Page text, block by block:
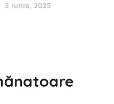
5 iunie, 2025